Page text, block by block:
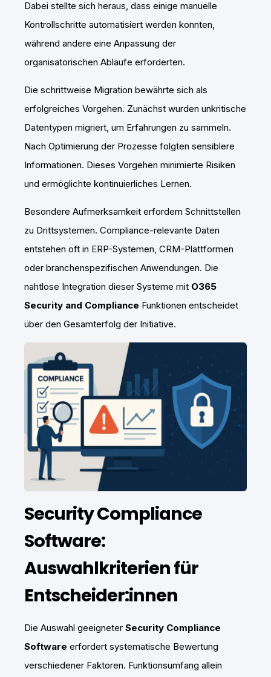
Dabei stellte sich heraus, dass einige manuelle
Kontrollschritte automatisiert werden konnten,
während andere eine Anpassung der
organisatorischen Abläufe erforderten.
Die schrittweise Migration bewährte sich als
erfolgreiches Vorgehen. Zunächst wurden unkritische
Datentypen migriert, um Erfahrungen zu sammeln.
Nach Optimierung der Prozesse folgten sensiblere
Informationen. Dieses Vorgehen minimierte Risiken
und ermöglichte kontinuierliches Lernen.
Besondere Aufmerksamkeit erfordern Schnittstellen
zu Drittsystemen. Compliance-relevante Daten
entstehen oft in ERP-Systemen, CRM-Plattformen
oder branchenspezifischen Anwendungen. Die
nahtlose Integration dieser Systeme mit O365
Security and Compliance Funktionen entscheidet
über den Gesamterfolg der Initiative.
Security Compliance
Software:
Auswahlkriterien für
Entscheider:innen
Die Auswahl geeigneter Security Compliance
Software erfordert systematische Bewertung
verschiedener Faktoren. Funktionsumfang allein